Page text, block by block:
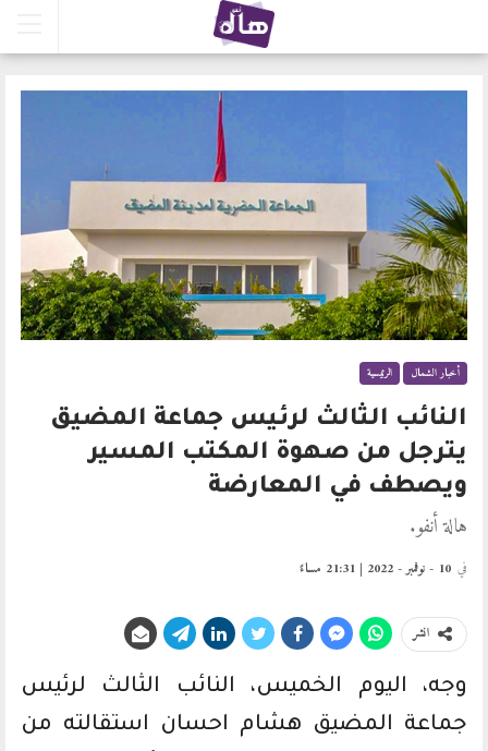
أخبار الشمال الرئيسية
النائب الثالث لرئيس جماعة المضيق
يترجل من صهوة المكتب المسير
ويصطف في المعارضة
هالة أنفو.
في 10 - نوفمبر - 2022 | 21:31 مساءً
انشر
وجه، اليوم الخميس، النائب الثالث لرئيس
جماعة المضيق هشام احسان استقالته من